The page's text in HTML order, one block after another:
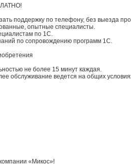
поддержку по телефону, без выезда
опытные специалисты.
по 1С.
по сопровождению программ 1С.
не более 15 минут каждая.
обслуживание ведется на общих
«Микос»!